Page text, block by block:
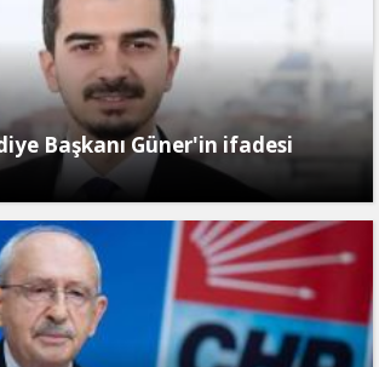
Başkanı Güner'in ifadesi